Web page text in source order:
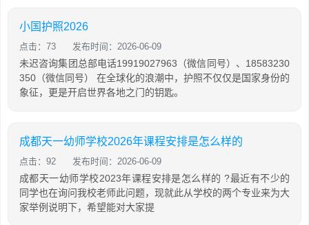
小国护照2026
点击：73 发布时间：2026-06-09
未迟咨询集团总部电话19919027963（微信同号）、18583230
350（微信同号） 在全球化的浪潮中，护照不仅仅是国家身份的
象征，更是开启世界各地之门的钥匙。
成都天一幼师学校2026年课程安排是怎么样的
点击：92 发布时间：2026-06-09
成都天一幼师学校2023年课程安排是怎么样的 ?最近有不少的
同学也在询问我校老师此问题，现就此从学校的两个专业来为大
家举例说明下，希望能对大家提